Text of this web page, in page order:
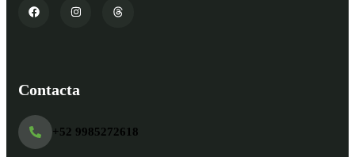
Contacta
+52 9985272618